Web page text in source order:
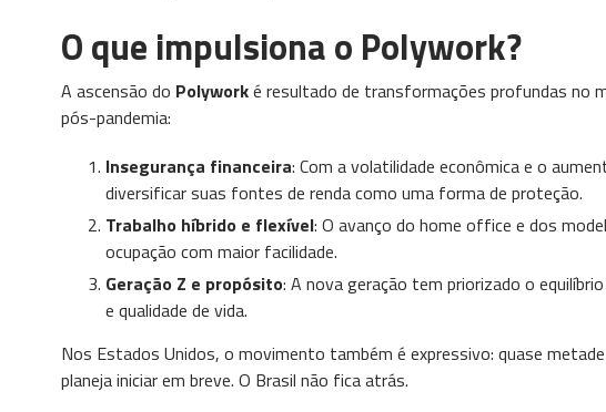
O que impulsiona o Polywork?
A ascensão do Polyworké resultado de transformações profundas no
pós-pandemia:
Insegurança financeira: Com a volatilidade econômica e o
diversificar suas fontes de renda como uma forma de proteção.
Trabalho híbrido e flexível: O avanço do home office e dos
ocupação com maior facilidade.
Geração Z e propósito: A nova geração tem priorizado o
e qualidade de vida.
Nos Estados Unidos, o movimento também é expressivo: quase
planeja iniciar em breve. O Brasil não fica atrás.